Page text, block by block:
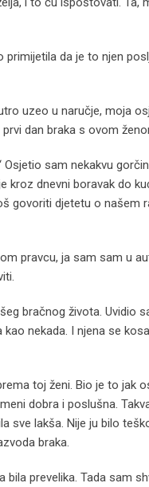
da je to njen
uzeo u naručje, moja
dan braka s ovom
sam nekakvu
kroz dnevni boravak do
govoriti djetetu o našem
pravcu, ja sam sam u
bračnog života. Uvidio
nekada. I njena se
toj ženi. Bio je to jak
dobra i poslušna.
sve lakša. Nije ju bilo
braka.
prevelika. Tada sam